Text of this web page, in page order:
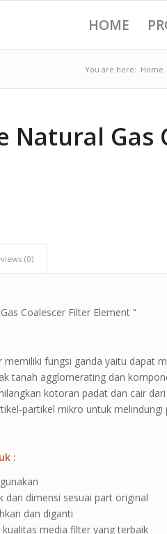
HOME
You are here: Home
Natural Gas
(0)
Coalescer Filter Element ”
memiliki fungsi ganda yaitu dapat
tanah agglomerating dan
kotoran padat dan cair
partikel mikro untuk melindungi
:
dan dimensi sesuai part original
dan diganti
kualitas media filter yang terbaik